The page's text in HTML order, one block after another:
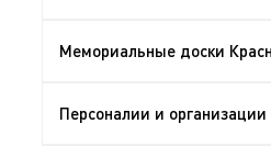
Мемориальные доски
Персоналии и организации